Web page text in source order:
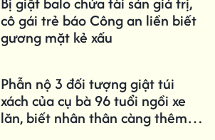
cô gái trẻ báo Công an liền biết
gương mặt kẻ xấu
Phẫn nộ 3 đối tượng giật túi
xách của cụ bà 96 tuổi ngồi xe
lăn, biết nhân thân càng thêm